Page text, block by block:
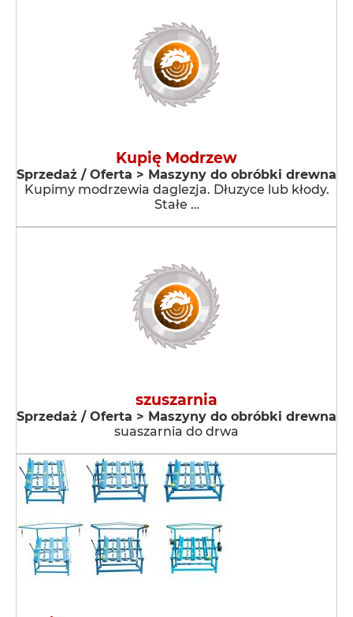
Kupię Modrzew
Sprzedaż / Oferta > Maszyny do obróbki drewna
Kupimy modrzewia daglezja. Dłuzyce lub kłody.
Stałe …
szuszarnia
Sprzedaż / Oferta > Maszyny do obróbki drewna
suaszarnia do drwa